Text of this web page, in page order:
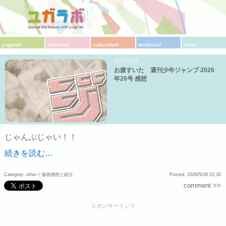
yugalab pleasure subculture technical other
お腹すいた 週刊少年ジャンプ 2026
年26号 感想
じゃんぷじゃい！！
続きを読む…
Category: other / 漫画感想と紹介 Posted: 2026/5/26 22:30
comment >>
スポンサーリンク